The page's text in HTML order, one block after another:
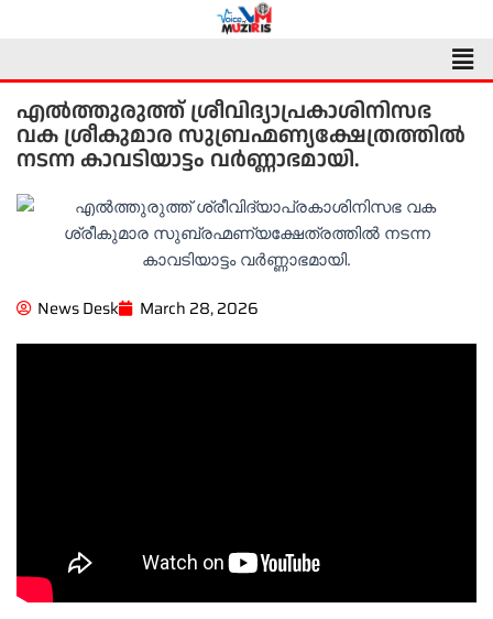
എൽത്തുരുത്ത് ശ്രീവിദ്യാപ്രകാശിനിസഭ
വക ശ്രീകുമാര സുബ്രഹ്മണ്യക്ഷേത്രത്തിൽ
നടന്ന കാവടിയാട്ടം വർണ്ണാഭമായി.
News Desk March 28, 2026